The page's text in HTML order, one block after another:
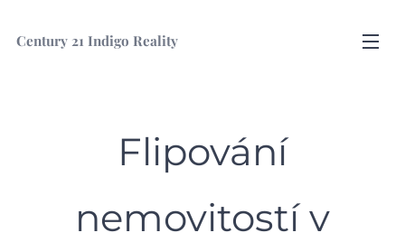
Century 21 Indigo Reality
Flipování
nemovitostí v